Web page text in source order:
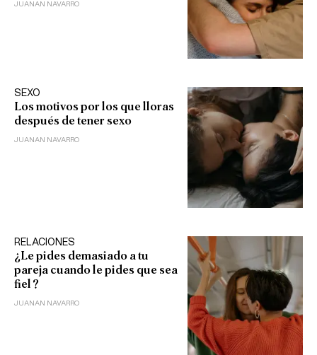
JUANAN NAVARRO
SEXO
Los motivos por los que lloras
después de tener sexo
JUANAN NAVARRO
RELACIONES
¿Le pides demasiado a tu
pareja cuando le pides que sea
fiel?
JUANAN NAVARRO